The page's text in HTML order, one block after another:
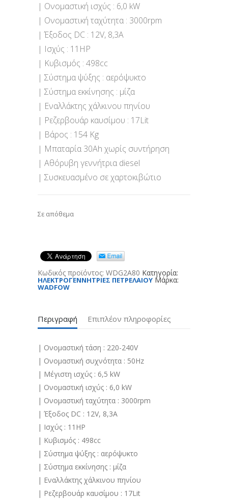
| Ονομαστική ισχύς : 6,0 kW
| Ονομαστική ταχύτητα : 3000rpm
| Έξοδος DC : 12V, 8,3A
| Ισχύς : 11HP
| Κυβισμός : 498cc
| Σύστημα ψύξης : αερόψυκτο
| Σύστημα εκκίνησης : μίζα
| Εναλλάκτης χάλκινου πηνίου
| Ρεζερβουάρ καυσίμου : 17Lit
| Bάρος : 154 Κg
| Μπαταρία 30Ah χωρίς συντήρηση
| Αθόρυβη γεννήτρια diesel
| Συσκευασμένο σε χαρτοκιβώτιο
Σε απόθεμα
Κωδικός προϊόντος: WDG2A80 Κατηγορία:
ΗΛΕΚΤΡΟΓΕΝΝΗΤΡΙΕΣ ΠΕΤΡΕΛΑΙΟΥ Μάρκα:
WADFOW
Περιγραφή Επιπλέον πληροφορίες
| Ονομαστική τάση : 220-240V
| Ονομαστική συχνότητα : 50Hz
| Μέγιστη ισχύς : 6,5 kW
| Ονομαστική ισχύς : 6,0 kW
| Ονομαστική ταχύτητα : 3000rpm
| Έξοδος DC : 12V, 8,3A
| Ισχύς : 11HP
| Κυβισμός : 498cc
| Σύστημα ψύξης : αερόψυκτο
| Σύστημα εκκίνησης : μίζα
| Εναλλάκτης χάλκινου πηνίου
| Ρεζερβουάρ καυσίμου : 17Lit